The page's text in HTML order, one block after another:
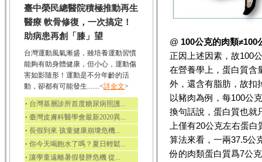
臺中榮民總醫院積極推動再生
醫療 軟骨修復，一次搞定！
助病患再創「膝」望
台灣運動風氣漸盛，雖培養運動習慣
能夠有助身體健康，但小心，運動傷
害如影隨形！運動是不分年齡的活
動，卻都有可能發生.......<詳全文>
‧ 台灣基層診所首度糖尿病照護...
‧ 臺灣皮膚科醫學會最新2020異...
‧ 長假到來 孩童健康崩壞危機...
‧ 你今天喝飽水了嗎？夏日輕鬆...
‧ 讓學童遠離暑假發胖危機 從...
@ 100公克的肉類≠100
正因上述因素，故100
在營養學上，蛋白質含
外，還含有脂肪，故扣
以豬肉為例，每100公
換句話說，蛋白質也就
上僅有20公克左右蛋
算法來看，一兩37.5公
份的肉類蛋白質爲7公